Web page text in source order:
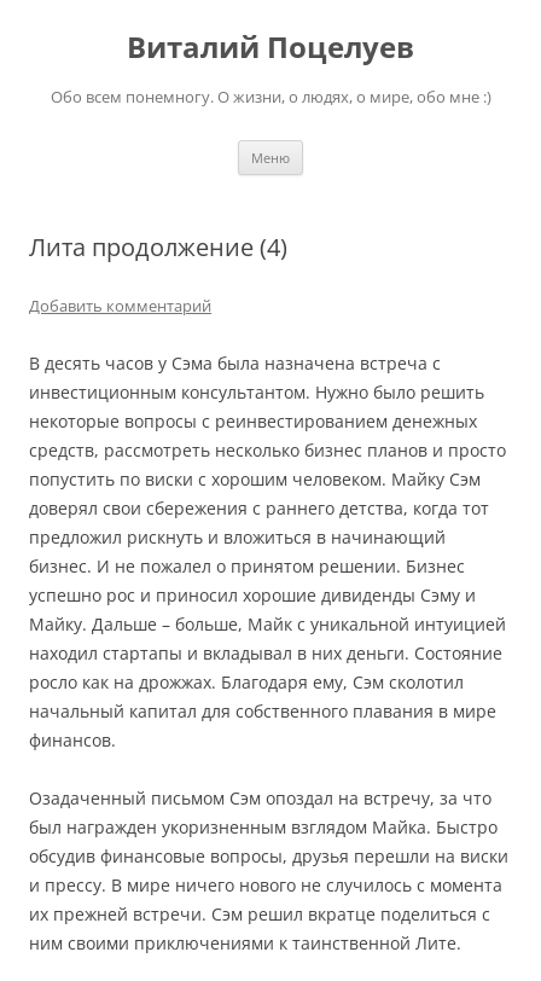
содержимомуВиталий Поцелуев
Обо всем понемногу. О жизни, о людях, о мире, обо мне :)
Меню
Лита продолжение (4)
Добавить комментарий
В десять часов у Сэма была назначена встреча с
инвестиционным консультантом. Нужно было решить
некоторые вопросы с реинвестированием денежных
средств, рассмотреть несколько бизнес планов и просто
попустить по виски с хорошим человеком. Майку Сэм
доверял свои сбережения с раннего детства, когда тот
предложил рискнуть и вложиться в начинающий
бизнес. И не пожалел о принятом решении. Бизнес
успешно рос и приносил хорошие дивиденды Сэму и
Майку. Дальше – больше, Майк с уникальной интуицией
находил стартапы и вкладывал в них деньги. Состояние
росло как на дрожжах. Благодаря ему, Сэм сколотил
начальный капитал для собственного плавания в мире
финансов.
Озадаченный письмом Сэм опоздал на встречу, за что
был награжден укоризненным взглядом Майка. Быстро
обсудив финансовые вопросы, друзья перешли на виски
и прессу. В мире ничего нового не случилось с момента
их прежней встречи. Сэм решил вкратце поделиться с
ним своими приключениями к таинственной Лите.